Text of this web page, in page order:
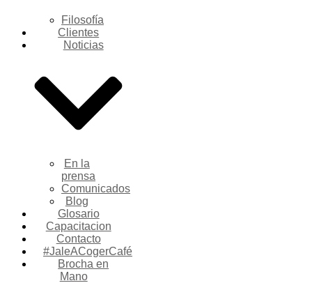
Filosofía
Clientes
Noticias
En la
prensa
Comunicados
Blog
Glosario
Capacitacion
Contacto
#JaleACogerCafé
Brocha en
Mano